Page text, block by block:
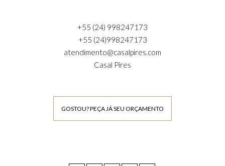
+55 (24) 998247173
+55 (24)998247173
atendimento@casalpires.com
Casal Pires
GOSTOU? PEÇA JÁ SEU ORÇAMENTO